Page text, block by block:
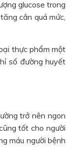
glucose trong
cân quá mức,
thực phẩm một
số đường huyết
trở nên ngon
tốt cho người
máu người bệnh